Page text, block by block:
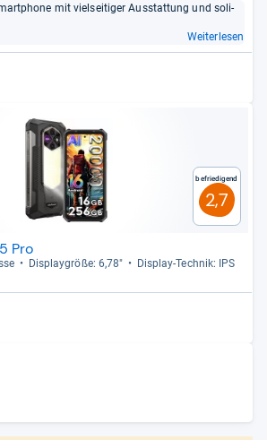
mit viel­sei­ti­ger Aus­stat­tung und soli­
Weiterlesen
Befriedigend
2,7
Pro
Dis­play­größe: 6,78"
Dis­play-​Tech­nik: IPS